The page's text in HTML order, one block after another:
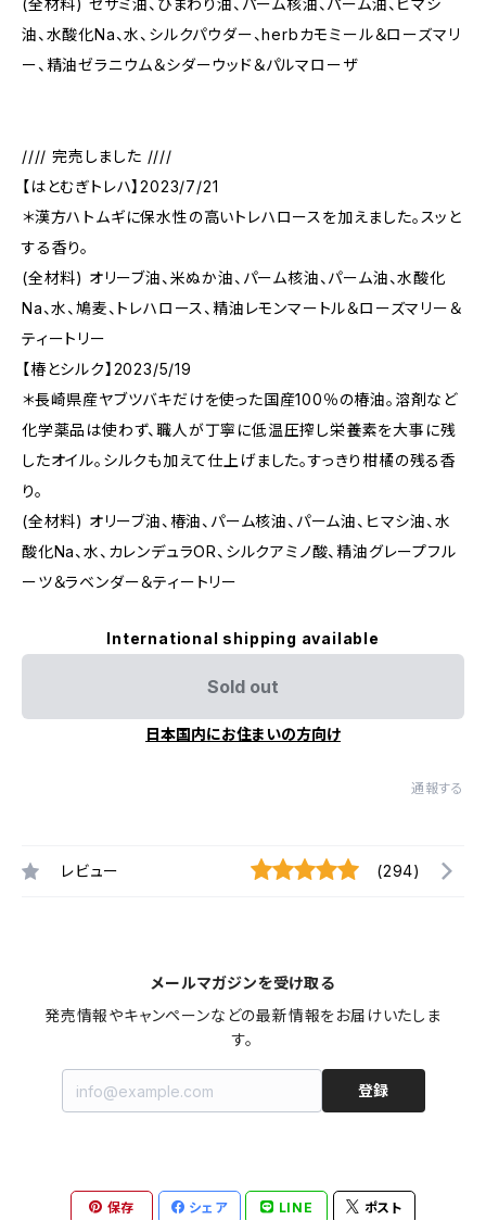
(全材料) セサミ油、ひまわり油、パーム核油、パーム油、ヒマシ
油、水酸化Na、水、シルクパウダー、herbカモミール＆ローズマリ
ー、精油ゼラニウム＆シダーウッド＆パルマローザ
//// 完売しました ////
【はとむぎトレハ】2023/7/21
＊漢方ハトムギに保水性の高いトレハロースを加えました。スッと
する香り。
(全材料) オリーブ油、米ぬか油、パーム核油、パーム油、水酸化
Na、水、鳩麦、トレハロース、精油レモンマートル＆ローズマリー＆
ティートリー
【椿とシルク】2023/5/19
＊長崎県産ヤブツバキだけを使った国産100％の椿油。溶剤など
化学薬品は使わず、職人が丁寧に低温圧搾し栄養素を大事に残
したオイル。シルクも加えて仕上げました。すっきり柑橘の残る香
り。
(全材料) オリーブ油、椿油、パーム核油、パーム油、ヒマシ油、水
酸化Na、水、カレンデュラOR、シルクアミノ酸、精油グレープフル
ーツ＆ラベンダー＆ティートリー
International shipping available
Sold out
日本国内にお住まいの方向け
通報する
レビュー (294)
メールマガジンを受け取る
発売情報やキャンペーンなどの最新情報をお届けいたしま
す。
登録
保存 シェア LINE ポスト